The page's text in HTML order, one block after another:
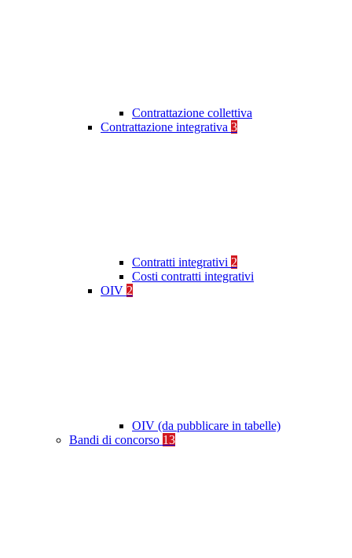
Contrattazione collettiva
Contrattazione integrativa 3
Contratti integrativi 2
Costi contratti integrativi
OIV 2
OIV (da pubblicare in tabelle)
Bandi di concorso 13